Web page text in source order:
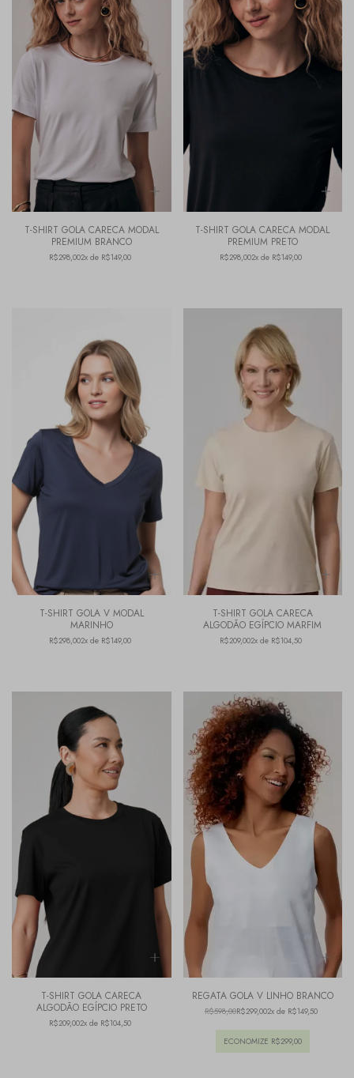
T-SHIRT GOLA CARECA MODAL
PREMIUM BRANCO
R$298,002x de R$149,00
T-SHIRT GOLA CARECA MODAL
PREMIUM PRETO
R$298,002x de R$149,00
T-SHIRT GOLA V MODAL
MARINHO
R$298,002x de R$149,00
T-SHIRT GOLA CARECA
ALGODÃO EGÍPCIO MARFIM
R$209,002x de R$104,50
T-SHIRT GOLA CARECA
ALGODÃO EGÍPCIO PRETO
R$209,002x de R$104,50
REGATA GOLA V LINHO BRANCO
R$598,00R$299,002x de R$149,50
ECONOMIZE R$299,00